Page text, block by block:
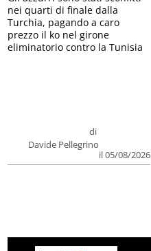
di
Davide Pellegrino
il 05/08/2026
nei quarti di finale dalla
Turchia, pagando a caro
prezzo il ko nel girone
eliminatorio contro la Tunisia